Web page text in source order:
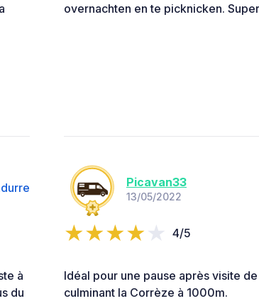
overnachten en te picknicken.
à
du
Picavan33
13/05/2022
4/5
Idéal pour une pause après visite
culminant la Corrèze à 1000m.